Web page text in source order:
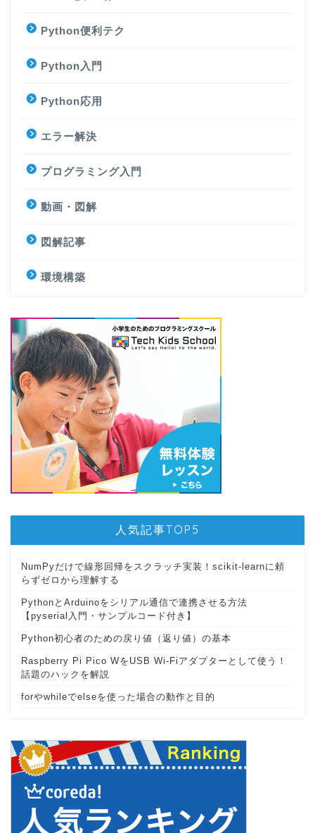
Python便利テク
Python入門
Python応用
エラー解決
プログラミング入門
動画・図解
図解記事
環境構築
人気記事TOP5
NumPyだけで線形回帰をスクラッチ実装！scikit-learnに頼
らずゼロから理解する
PythonとArduinoをシリアル通信で連携させる方法
【pyserial入門・サンプルコード付き】
Python初心者のための戻り値（返り値）の基本
Raspberry Pi Pico WをUSB Wi-Fiアダプターとして使う！
話題のハックを解説
forやwhileでelseを使った場合の動作と目的